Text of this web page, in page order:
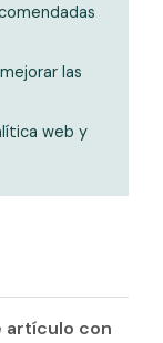
las
web y
artículo con